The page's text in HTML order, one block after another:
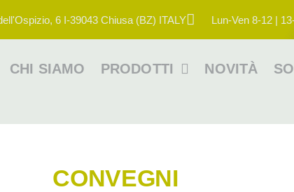
6 I-39043 Chiusa (BZ) ITALY Lun-Ven 8-12 |
CHI SIAMO PRODOTTI NOVITÀ
CONVEGNI